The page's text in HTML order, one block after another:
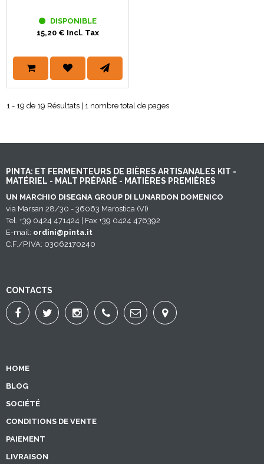
DISPONIBLE
15,20 € Incl. Tax
1 - 19 de 19 Résultats | 1 nombre total de pages
PINTA: ET FERMENTEURS DE BIÈRES ARTISANALES KIT -
MATÉRIEL - MALT PRÉPARÉ - MATIÈRES PREMIÈRES
UN MARCHIO DISEGNA GROUP DI LUNARDON DOMENICO
via Marsan 28/30 - 36063 Marostica (VI)
Tel. +39 0424 471424 | Fax +39 0424 476392
E-mail: ordini@pinta.it
C.F./P.IVA: 03062170240
CONTACTS
HOME
BLOG
SOCIÉTÉ
CONDITIONS DE VENTE
PAIEMENT
LIVRAISON